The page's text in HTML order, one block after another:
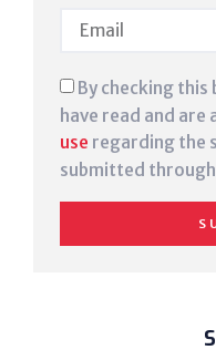
By checking
have read and
use regarding the
submitted